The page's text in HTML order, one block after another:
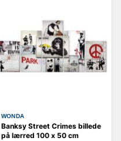
WONDA
Banksy Street Crimes billede
på lærred 100 x 50 cm